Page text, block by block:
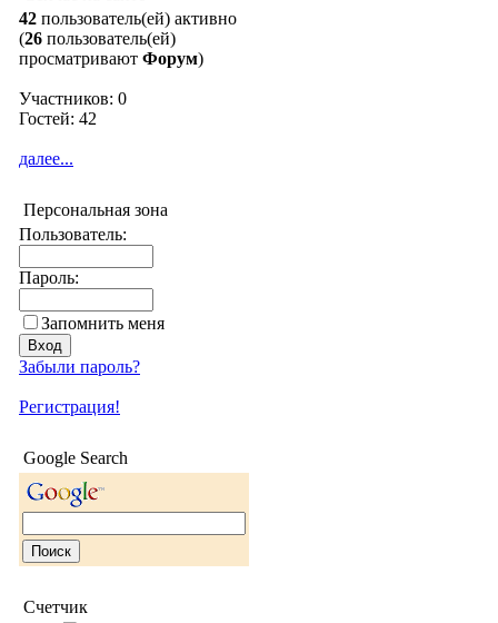
42 пользователь(ей) активно
(26 пользователь(ей)
просматривают Форум)
Участников: 0
Гостей: 42
далее...
Персональная зона
Пользователь:
Пароль:
Запомнить меня
Забыли пароль?
Регистрация!
Google Search
Счетчик